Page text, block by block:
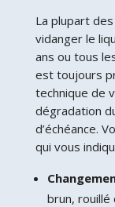
La plupart
vidanger le
ans ou tous
est toujours
technique de
dégradation
d’échéance.
qui vous
brun,